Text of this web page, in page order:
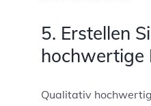
5. Erstellen
hochwertige
Qualitativ